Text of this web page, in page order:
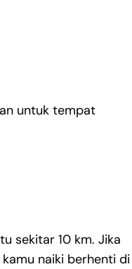
untuk tempat
sekitar 10 km. Jika
naiki berhenti di